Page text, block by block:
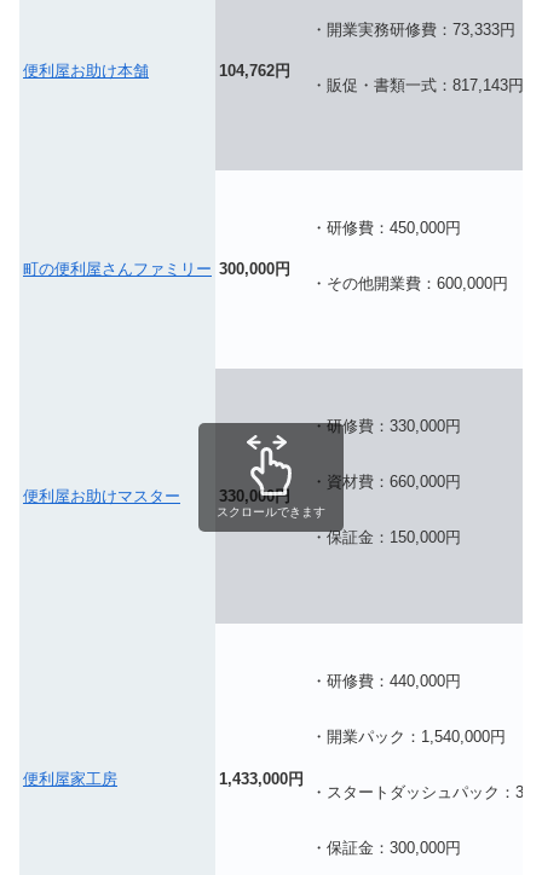
便利屋お助け本舗 104,762円
・開業実務研修費：73,333円
・販促・書類一式： 817,143円
町の便利屋さんファミリー 300,000円
・研修費：450,000円
・その他開業費：600,000円
便利屋お助けマスター 330,000円
・研修費：330,000円
・資材費：660,000円
・保証金：150,000円
便利屋家工房 1,433,000円
・研修費：440,000円
・開業パック：1,540,000円
・スタートダッシュパック：
・保証金：300,000円
スクロールできます